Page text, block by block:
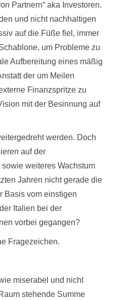
Partnern“ aka Investoren.
und nicht nachhaltigen
auf die Füße fiel, immer
um Probleme zu
Aufbereitung eines mäßig
der um Meilen
Finanzspritze zu
mit der Besinnung auf
werden. Doch
auf der
weiteres Wachstum
Jahren nicht gerade die
Basis vom einstigen
Italien bei der
vorbei gegangen?
Fragezeichen.
miserabel und nicht
stehende Summe